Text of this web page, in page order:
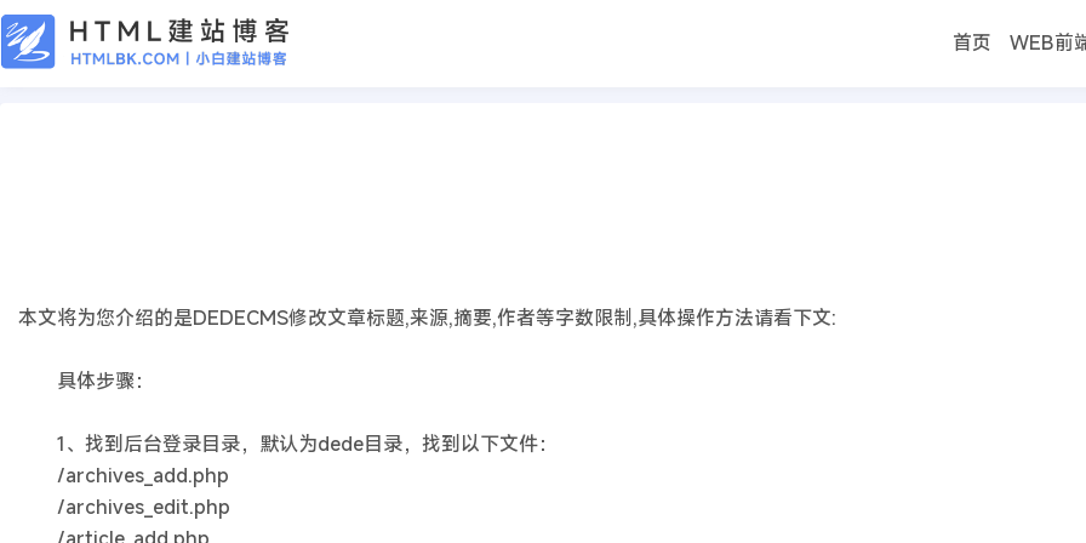
首页 WEB前
本文将为您介绍的是DEDECMS修改文章标题,来源,摘要,作者等字数限制,具体操作方法请看下文:
具体步骤：
1、找到后台登录目录，默认为dede目录，找到以下文件：
/archives_add.php
/archives_edit.php